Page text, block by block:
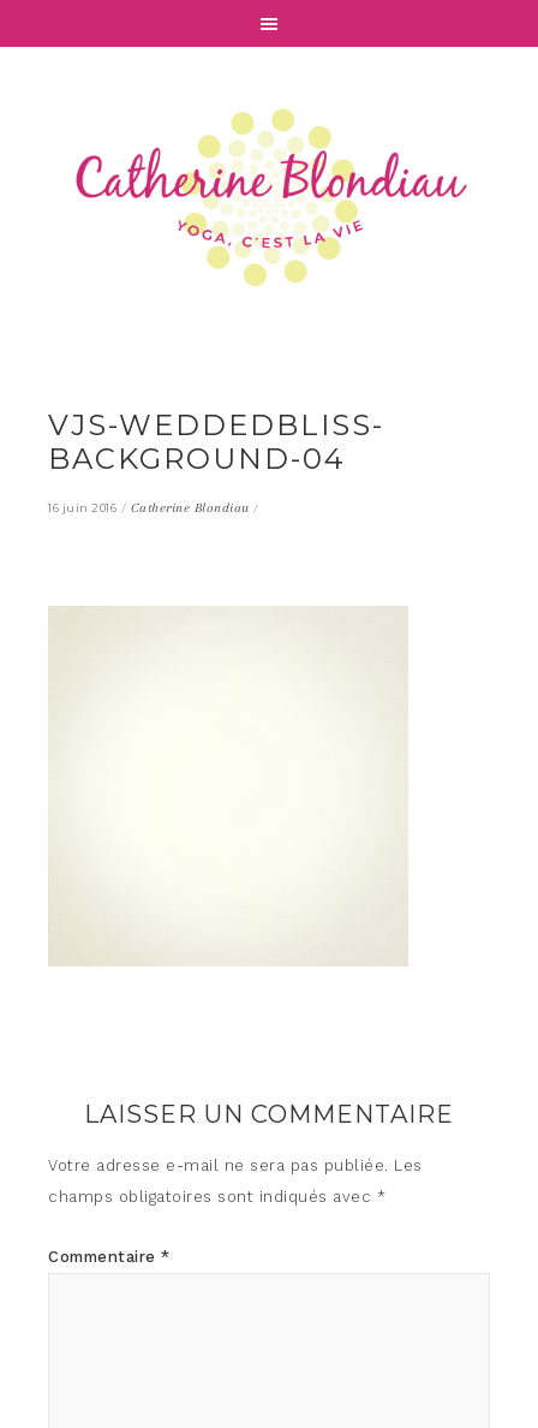
VJS-WEDDEDBLISS-
BACKGROUND-04
16 juin 2016 / Catherine Blondiau /
LAISSER UN COMMENTAIRE
Votre adresse e-mail ne sera pas publiée. Les
champs obligatoires sont indiqués avec *
Commentaire *